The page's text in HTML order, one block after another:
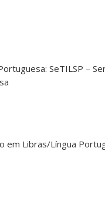
SeTILSP –
em Libras/Língua